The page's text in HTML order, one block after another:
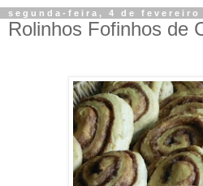
segunda-feira, 4 de fevereiro
Rolinhos Fofinhos de